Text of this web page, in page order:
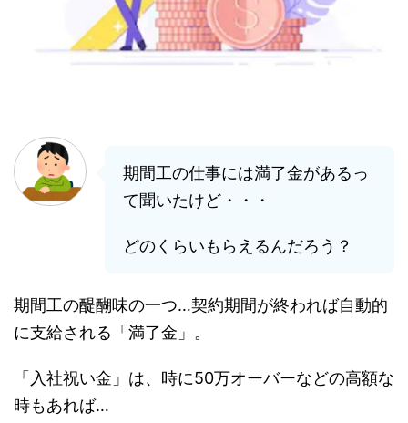
期間工の仕事には満了金があるっ
て聞いたけど・・・
どのくらいもらえるんだろう？
期間工の醍醐味の一つ…契約期間が終われば自動的
に支給される「満了金」。
「入社祝い金」は、時に50万オーバーなどの高額な
時もあれば…